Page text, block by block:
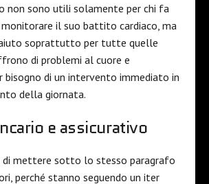
non sono utili solamente per chi fa
il suo battito cardiaco, ma
soprattutto per tutte quelle
di problemi al cuore e
bisogno di un intervento immediato in
della giornata.
e assicurativo
di mettere sotto lo stesso paragrafo
perché stanno seguendo un iter